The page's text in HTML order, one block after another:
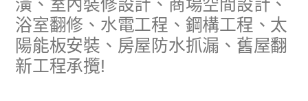
潢、室內裝修設計、商場空間設計、
浴室翻修、水電工程、鋼構工程、太
陽能板安裝、房屋防水抓漏、舊屋翻
新工程承攬!